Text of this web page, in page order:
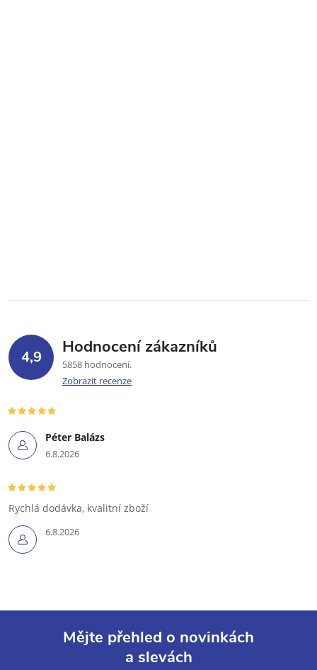
4,9 Hodnocení zákazníků
5858 hodnocení
Zobrazit recenze
Péter Balázs
6.8.2026
6.8.2026
Rychlá dodávka, kvalitní zboží
Mějte přehled o novinkách
a slevách